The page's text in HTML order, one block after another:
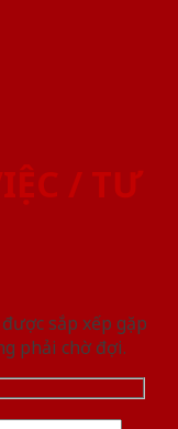
/ TƯ
sắp xếp gặp
phải chờ đợi.